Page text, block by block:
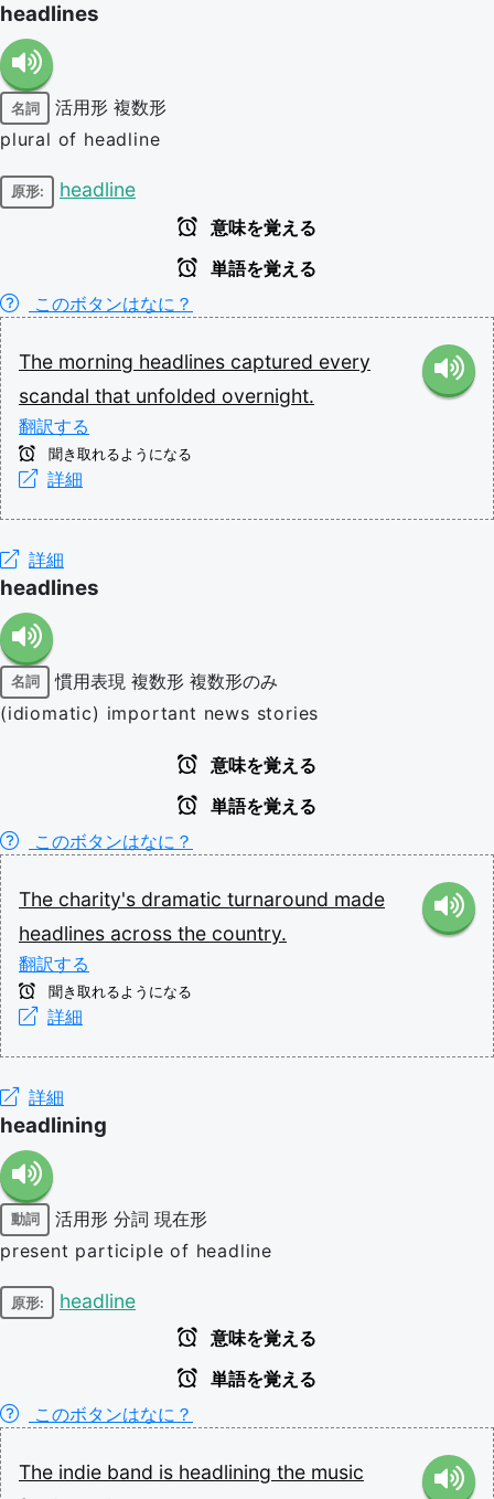
headlines
名詞 活用形 複数形
plural of headline
原形: headline
意味を覚える
単語を覚える
このボタンはなに？
The morning headlines captured every
scandal that unfolded overnight.
翻訳する
聞き取れるようになる
詳細
詳細
headlines
名詞 慣用表現 複数形 複数形のみ
(idiomatic) important news stories
意味を覚える
単語を覚える
このボタンはなに？
The charity's dramatic turnaround made
headlines across the country.
翻訳する
聞き取れるようになる
詳細
詳細
headlining
動詞 活用形 分詞 現在形
present participle of headline
原形: headline
意味を覚える
単語を覚える
このボタンはなに？
The indie band is headlining the music